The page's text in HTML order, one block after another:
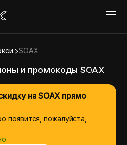
SOAX
и промокоды SOAX
на SOAX прямо
появится, пожалуйста,